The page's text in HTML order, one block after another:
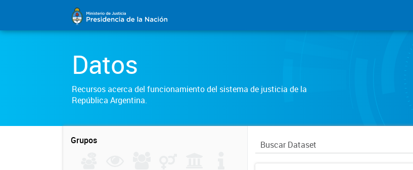
Datos
Recursos acerca del funcionamiento del sistema de justicia de la
República Argentina.
Grupos